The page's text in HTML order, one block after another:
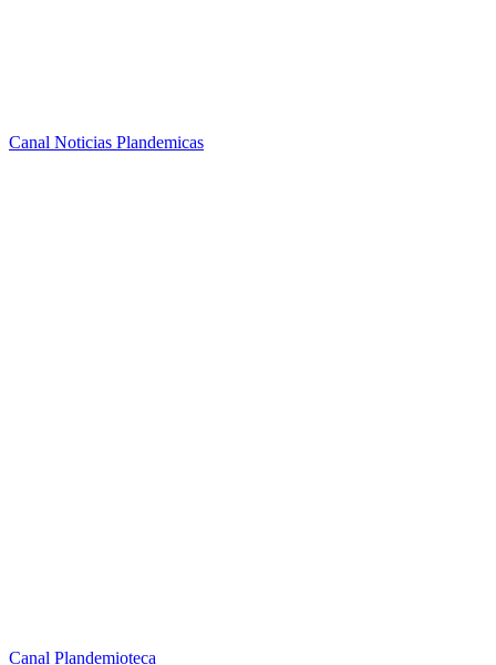
Canal Noticias Plandemicas
Canal Plandemioteca